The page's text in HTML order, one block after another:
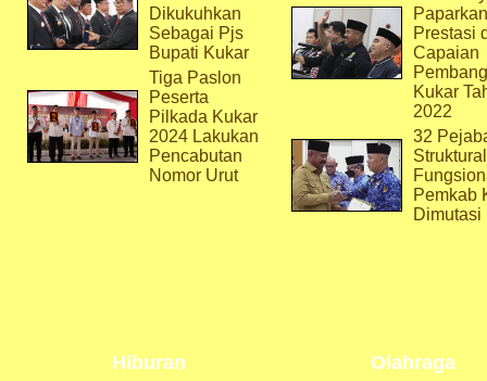
Dikukuhkan
Sebagai Pjs
Bupati Kukar
Tiga Paslon
Peserta
Pilkada Kukar
2024 Lakukan
Pencabutan
Nomor Urut
Paparkan
Prestasi
Capaian
Kukar
2022
32
Pemkab
Dimutasi
Hiburan Olahraga